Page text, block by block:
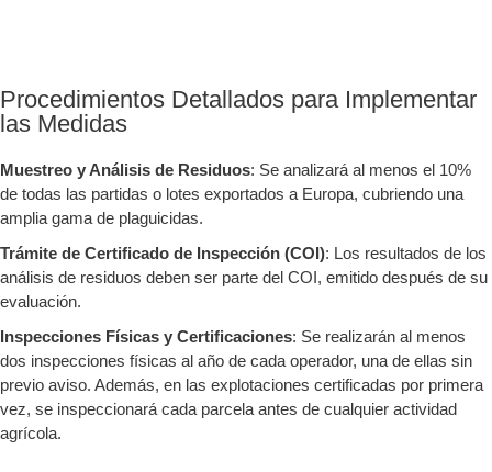
Procedimientos Detallados para Implementar
las Medidas
Muestreo y Análisis de Residuos: Se analizará al menos el 10%
de todas las partidas o lotes exportados a Europa, cubriendo una
amplia gama de plaguicidas.
Trámite de Certificado de Inspección (COI): Los resultados de los
análisis de residuos deben ser parte del COI, emitido después de su
evaluación.
Inspecciones Físicas y Certificaciones: Se realizarán al menos
dos inspecciones físicas al año de cada operador, una de ellas sin
previo aviso. Además, en las explotaciones certificadas por primera
vez, se inspeccionará cada parcela antes de cualquier actividad
agrícola.